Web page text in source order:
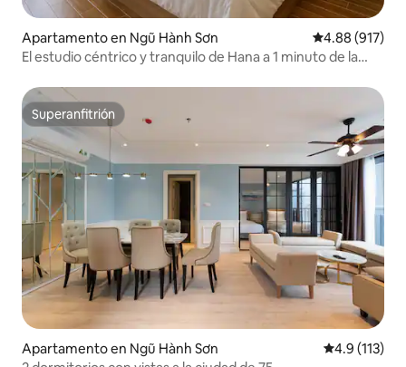
Apartamento en Ngũ Hành Sơn Calificación
4.88 (917)
El estudio céntrico y tranquilo de Hana a 1 minuto de la
Superanfitrión
Superanfitrión
Apartamento en Ngũ Hành Sơn Calificación
4.9 (113)